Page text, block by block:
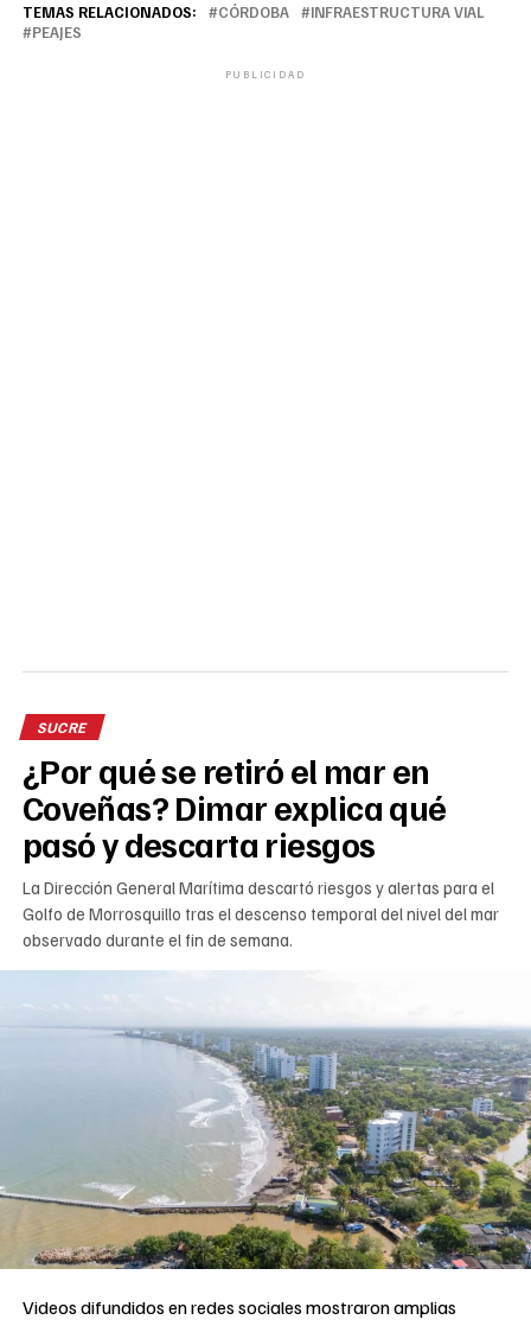
TEMAS RELACIONADOS: CÓRDOBA
INFRAESTRUCTURA VIAL
PEAJES
PUBLICIDAD
SUCRE
¿Por qué se retiró el mar en
Coveñas? Dimar explica qué
pasó y descarta riesgos
La Dirección General Marítima descartó riesgos y alertas para el
Golfo de Morrosquillo tras el descenso temporal del nivel del mar
observado durante el fin de semana.
Videos difundidos en redes sociales mostraron amplias